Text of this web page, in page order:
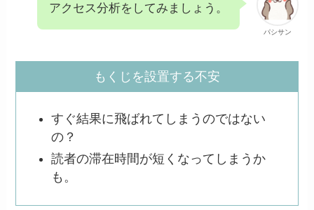
パシサン
アクセス分析をしてみましょう。
もくじを設置する不安
すぐ結果に飛ばれてしまうのではない
の？
読者の滞在時間が短くなってしまうか
も。